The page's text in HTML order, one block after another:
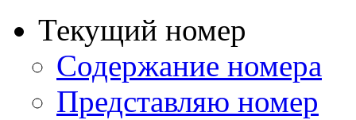
Текущий номер
Содержание номера
Представляю номер